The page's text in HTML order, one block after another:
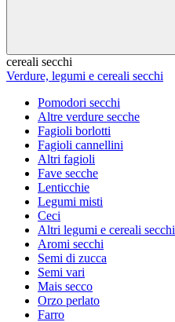
cereali secchi
Verdure, legumi e cereali secchi
Pomodori secchi
Altre verdure secche
Fagioli borlotti
Fagioli cannellini
Altri fagioli
Fave secche
Lenticchie
Legumi misti
Ceci
Altri legumi e cereali secchi
Aromi secchi
Semi di zucca
Semi vari
Mais secco
Orzo perlato
Farro